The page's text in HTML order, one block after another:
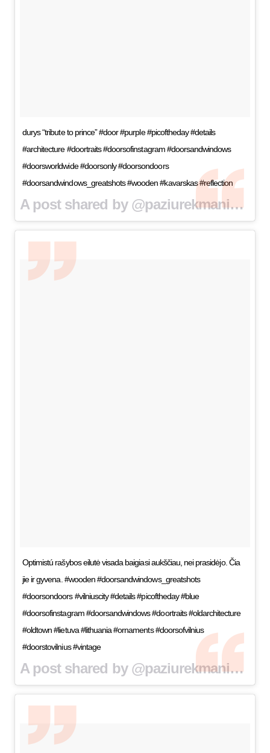
durys “tribute to prince” #door #purple #picoftheday #details
#architecture #doortraits #doorsofinstagram #doorsandwindows
#doorsworldwide #doorsonly #doorsondoors
#doorsandwindows_greatshots #wooden #kavarskas #reflection
A post shared by @paziurekmaniduris on
Optimistú rašybos eilutė visada baigiasi aukščiau, nei prasidėjo. Čia
jie ir gyvena. #wooden #doorsandwindows_greatshots
#doorsondoors #vilniuscity #details #picoftheday #blue
#doorsofinstagram #doorsandwindows #doortraits #oldarchitecture
#oldtown #lietuva #lithuania #ornaments #doorsofvilnius
#doorstovilnius #vintage
A post shared by @paziurekmaniduris on